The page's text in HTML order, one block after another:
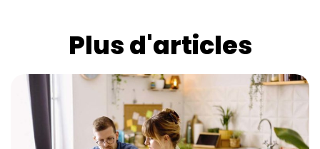
Plus d'articles